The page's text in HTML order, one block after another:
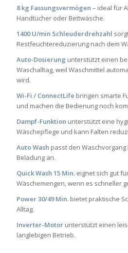
8 kg Fassungsvermögen – ideal für
Handtücher oder Bettwäsche.
1400 U/min Schleuderdrehzahl
Restfeuchtereduzierung nach dem
Auto-Dosierung unterstützt einen
Waschalltag, weil Waschmittel
wird.
Wi-Fi / ConnectLife bringen smarte
und machen die Bedienung noch
Dampf-Funktion unterstützt eine
Wäschepflege und kann Falten
Auto Wash passt den
Beladung an.
Quick Wash 15 Min.eignet sich gut
Wäschemengen, wenn es schneller
Power 30/49 Min.bietet praktische
Alltag.
Inverter-Motorunterstützt einen
langlebigen Betrieb.